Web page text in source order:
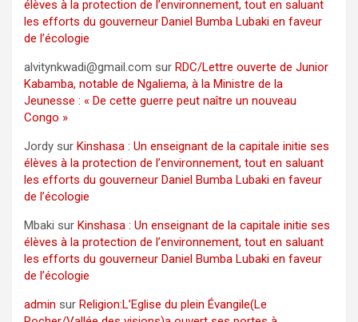
élèves à la protection de l’environnement, tout en saluant
les efforts du gouverneur Daniel Bumba Lubaki en faveur
de l’écologie
alvitynkwadi@gmail.com sur RDC/Lettre ouverte de Junior
Kabamba, notable de Ngaliema, à la Ministre de la
Jeunesse : « De cette guerre peut naître un nouveau
Congo »
Jordy sur Kinshasa : Un enseignant de la capitale initie ses
élèves à la protection de l’environnement, tout en saluant
les efforts du gouverneur Daniel Bumba Lubaki en faveur
de l’écologie
Mbaki sur Kinshasa : Un enseignant de la capitale initie ses
élèves à la protection de l’environnement, tout en saluant
les efforts du gouverneur Daniel Bumba Lubaki en faveur
de l’écologie
admin sur Religion:L’Eglise du plein Évangile(Le